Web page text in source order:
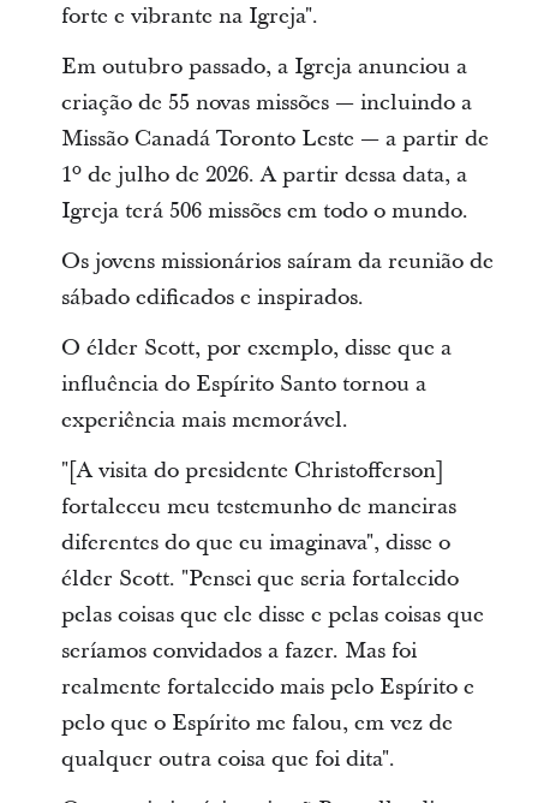
forte e vibrante na Igreja".
Em outubro passado, a Igreja anunciou a
criação de 55 novas missões — incluindo a
Missão Canadá Toronto Leste — a partir de
1º de julho de 2026. A partir dessa data, a
Igreja terá 506 missões em todo o mundo.
Os jovens missionários saíram da reunião de
sábado edificados e inspirados.
O élder Scott, por exemplo, disse que a
influência do Espírito Santo tornou a
experiência mais memorável.
"[A visita do presidente Christofferson]
fortaleceu meu testemunho de maneiras
diferentes do que eu imaginava", disse o
élder Scott. "Pensei que seria fortalecido
pelas coisas que ele disse e pelas coisas que
seríamos convidados a fazer. Mas foi
realmente fortalecido mais pelo Espírito e
pelo que o Espírito me falou, em vez de
qualquer outra coisa que foi dita".